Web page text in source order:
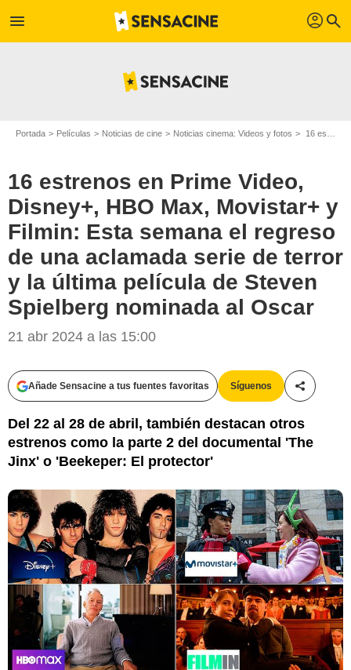
menu profil search
Portada Películas Noticias de cine Noticias cinema: Videos y fotos 16 estrenos en Prime Video, Disney+, HBO Max, Movistar+ y Filmin: Esta semana el regreso de una aclamada serie de terror y la última película de Steven Spielberg nominada al Oscar
16 estrenos en Prime Video,
Disney+, HBO Max, Movistar+ y
Filmin: Esta semana el regreso
de una aclamada serie de terror
y la última película de Steven
Spielberg nominada al Oscar
21 abr 2024 a las 15:00
Añade Sensacine a tus fuentes favoritas Síguenos
Del 22 al 28 de abril, también destacan otros
estrenos como la parte 2 del documental 'The
Jinx' o 'Beekeper: El protector'
SensaCine